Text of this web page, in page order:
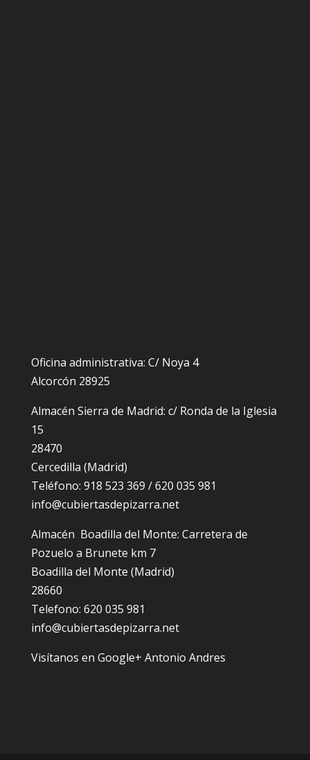
Oficina administrativa: C/ Noya 4
Alcorcón 28925
Almacén Sierra de Madrid: c/ Ronda de la Iglesia
15
28470
Cercedilla (Madrid)
Teléfono: 918 523 369 / 620 035 981
info@cubiertasdepizarra.net
Almacén Boadilla del Monte: Carretera de
Pozuelo a Brunete km 7
Boadilla del Monte (Madrid)
28660
Telefono: 620 035 981
info@cubiertasdepizarra.net
Visítanos en Google+ Antonio Andres